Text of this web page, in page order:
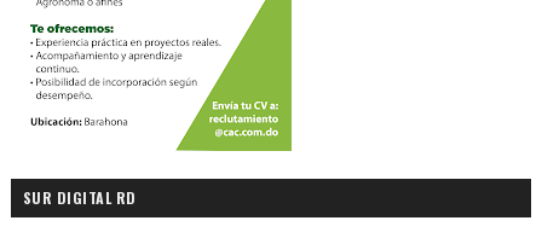
SUR DIGITAL RD